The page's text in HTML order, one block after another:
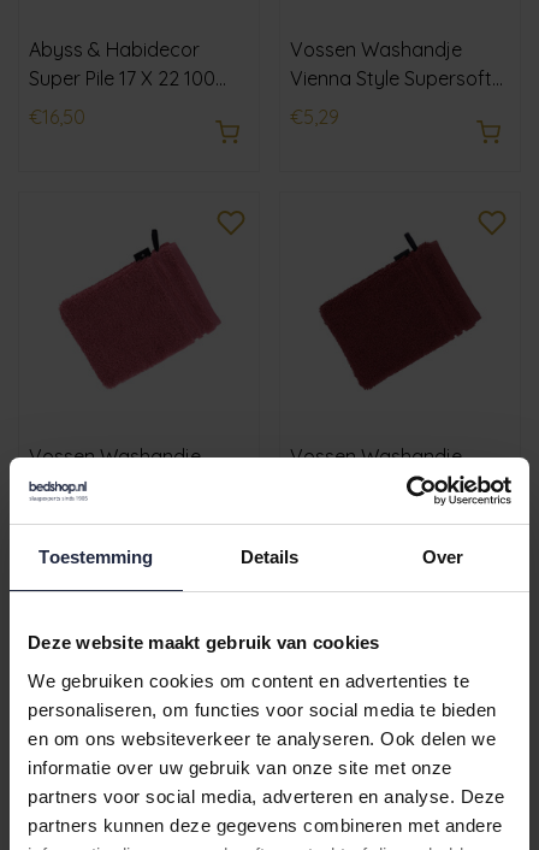
Toestemming Details Over
Deze website maakt gebruik van cookies
We gebruiken cookies om content en advertenties te
personaliseren, om functies voor social media te bieden
en om ons websiteverkeer te analyseren. Ook delen we
informatie over uw gebruik van onze site met onze
partners voor social media, adverteren en analyse. Deze
partners kunnen deze gegevens combineren met andere
Abyss & Habidecor
Super Pile 17 X 22 100
white
€16,50
Vossen Washandje
Vienna Style Supersoft
hibiscus 22x16
€5,29
Vossen Washandje
Vienna Style Supersoft
€5,29
Vossen Washandje
Vienna Style Supersoft
€5,29
Luxe washandjes: comfort
en stijl in één